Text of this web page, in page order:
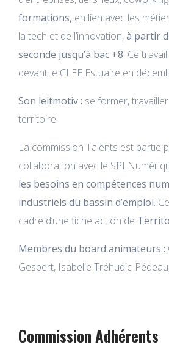
formations, en lien avec les
la tech et de l’innovation,à partir
seconde jusqu’à bac +8. Ce
devant le CLEE Estuaire en
Son leitmotiv : se former,
territoire.
La commission Talents est partie
collaboration avec le SPI
les besoins en compétences
industriels du bassin d’emploi.
cadre d’une fiche action de
Membres du board animateurs :
Gesbert, Isabelle Tréhudic-
Commission Adhérents